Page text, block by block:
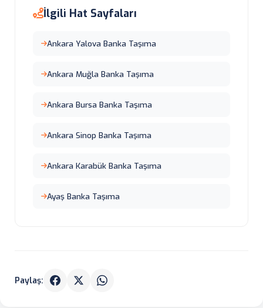
İlgili Hat Sayfaları
Ankara Yalova Banka Taşıma
Ankara Muğla Banka Taşıma
Ankara Bursa Banka Taşıma
Ankara Sinop Banka Taşıma
Ankara Karabük Banka Taşıma
Ayaş Banka Taşıma
Paylaş: